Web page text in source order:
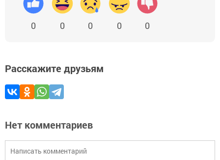
0 0 0 0 0
Расскажите друзьям
Нет комментариев